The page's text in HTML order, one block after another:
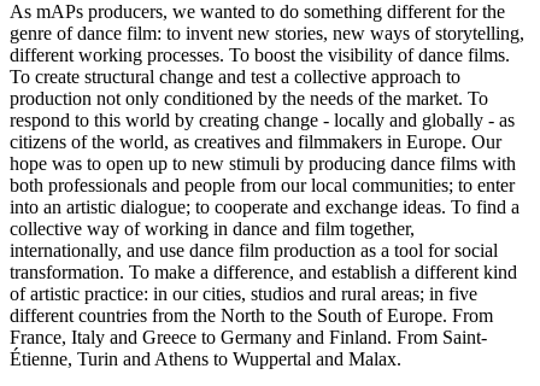
As mAPs producers, we wanted to do something different for the
genre of dance film: to invent new stories, new ways of storytelling,
different working processes. To boost the visibility of dance films.
To create structural change and test a collective approach to
production not only conditioned by the needs of the market. To
respond to this world by creating change - locally and globally - as
citizens of the world, as creatives and filmmakers in Europe. Our
hope was to open up to new stimuli by producing dance films with
both professionals and people from our local communities; to enter
into an artistic dialogue; to cooperate and exchange ideas. To find a
collective way of working in dance and film together,
internationally, and use dance film production as a tool for social
transformation. To make a difference, and establish a different kind
of artistic practice: in our cities, studios and rural areas; in five
different countries from the North to the South of Europe. From
France, Italy and Greece to Germany and Finland. From Saint-
Étienne, Turin and Athens to Wuppertal and Malax.